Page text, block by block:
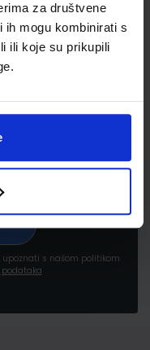
za društvene
ih mogu kombinirati s
ili koje su prikupili
i drugim
s našom politikom